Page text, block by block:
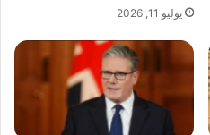
يوليو 11, 2026